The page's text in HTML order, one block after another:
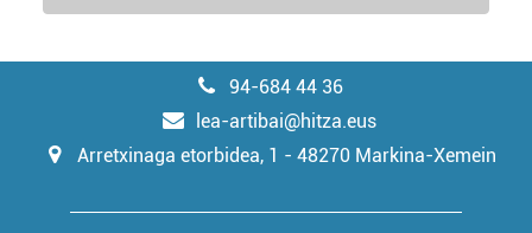
94-684 44 36
lea-artibai@hitza.eus
Arretxinaga etorbidea, 1 - 48270 Markina-Xemein